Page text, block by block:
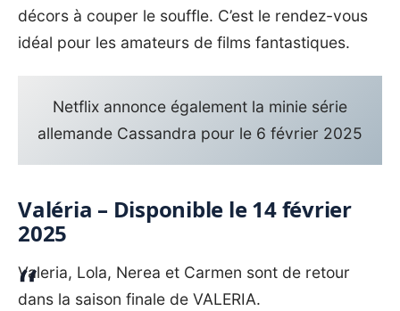
décors à couper le souffle. C’est le rendez-vous
idéal pour les amateurs de films fantastiques.
Netflix annonce également la minie série
allemande Cassandra pour le 6 février 2025
Valéria – Disponible le 14 février
2025
Valeria, Lola, Nerea et Carmen sont de retour
dans la saison finale de VALERIA.